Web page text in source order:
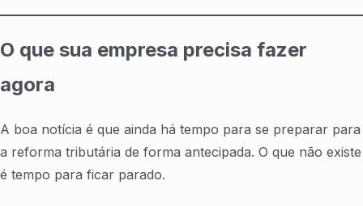
O que sua empresa precisa fazer
agora
A boa notícia é que ainda há tempo para se preparar para
a reforma tributária de forma antecipada. O que não existe
é tempo para ficar parado.